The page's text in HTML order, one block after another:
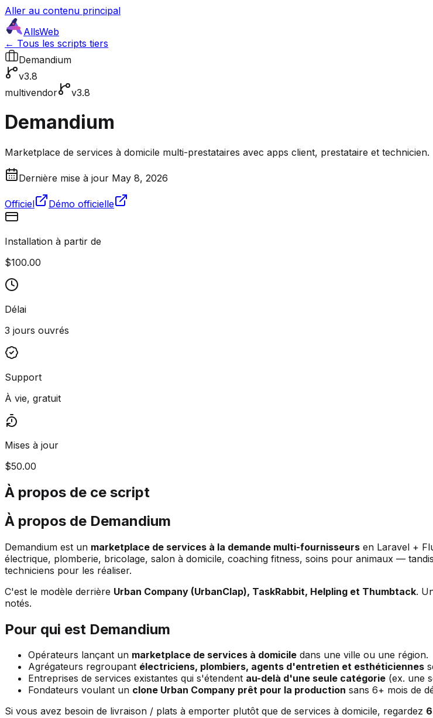
Aller au contenu principal
AllsWeb
← Tous les scripts tiers
Demandium
v3.8
multivendor
v3.8
Demandium
Marketplace de services à domicile multi-prestataires avec apps client, prestataire et technicien.
Dernière mise à jour May 8, 2026
Officiel Démo officielle
Installation à partir de
$100.00
Délai
3 jours ouvrés
Support
À vie, gratuit
Mises à jour
$50.00
À propos de ce script
À propos de Demandium
Demandium est un marketplace de services à la demande multi-fournisseurs en Laravel +
électrique, plomberie, bricolage, salon à domicile, coaching fitness, soins pour animaux —
techniciens pour les réaliser.
C'est le modèle derrière Urban Company (UrbanClap), TaskRabbit, Helpling et Thumbtack.
notés.
Pour qui est Demandium
Opérateurs lançant un marketplace de services à domicile dans une ville ou une région.
Agrégateurs regroupant électriciens, plombiers, agents d'entretien et esthéticiennes
Entreprises de services existantes qui s'étendent au-delà d'une seule catégorie (ex. une
Fondateurs voulant un clone Urban Company prêt pour la production sans 6+ mois de
Si vous avez besoin de livraison / plats à emporter plutôt que de services à domicile, regardez